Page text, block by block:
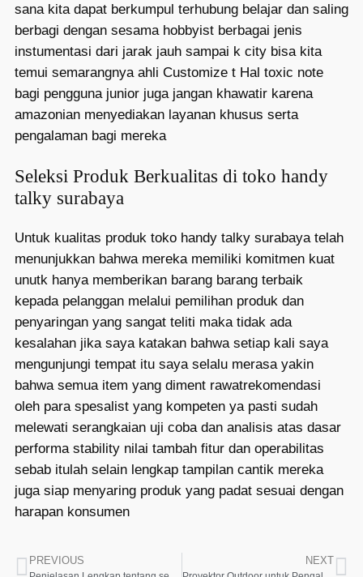
sana kita dapat berkumpul terhubung belajar dan saling
berbagi dengan sesama hobbyist berbagai jenis
instumentasi dari jarak jauh sampai k city bisa kita
temui semarangnya ahli Customize t Hal toxic note
bagi pengguna junior juga jangan khawatir karena
amazonian menyediakan layanan khusus serta
pengalaman bagi mereka
Seleksi Produk Berkualitas di toko handy
talky surabaya
Untuk kualitas produk toko handy talky surabaya telah
menunjukkan bahwa mereka memiliki komitmen kuat
unutk hanya memberikan barang barang terbaik
kepada pelanggan melalui pemilihan produk dan
penyaringan yang sangat teliti maka tidak ada
kesalahan jika saya katakan bahwa setiap kali saya
mengunjungi tempat itu saya selalu merasa yakin
bahwa semua item yang diment rawatrekomendasi
oleh para spesalist yang kompeten ya pasti sudah
melewati serangkaian uji coba dan analisis atas dasar
performa stability nilai tambah fitur dan operabilitas
sebab itulah selain lengkap tampilan cantik mereka
juga siap menyaring produk yang padat sesuai dengan
harapan konsumen
PREVIOUS NEXT